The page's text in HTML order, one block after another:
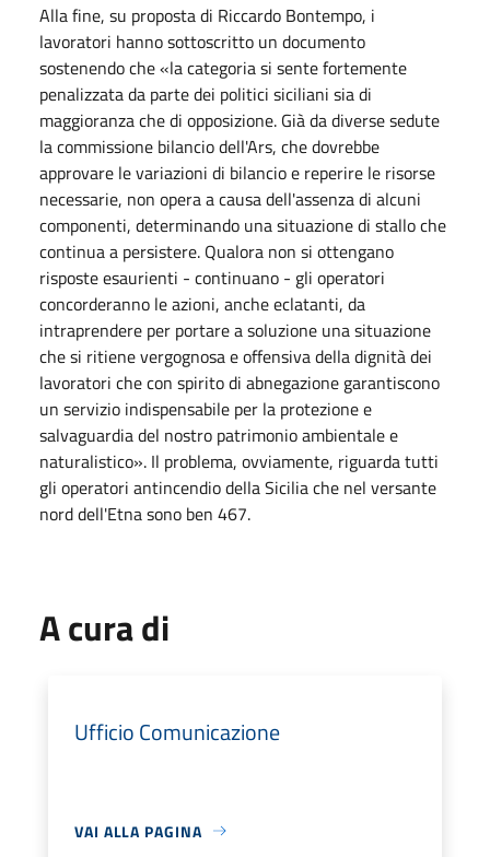
Alla fine, su proposta di Riccardo Bontempo, i
lavoratori hanno sottoscritto un documento
sostenendo che «la categoria si sente fortemente
penalizzata da parte dei politici siciliani sia di
maggioranza che di opposizione. Già da diverse sedute
la commissione bilancio dell'Ars, che dovrebbe
approvare le variazioni di bilancio e reperire le risorse
necessarie, non opera a causa dell'assenza di alcuni
componenti, determinando una situazione di stallo che
continua a persistere. Qualora non si ottengano
risposte esaurienti - continuano - gli operatori
concorderanno le azioni, anche eclatanti, da
intraprendere per portare a soluzione una situazione
che si ritiene vergognosa e offensiva della dignità dei
lavoratori che con spirito di abnegazione garantiscono
un servizio indispensabile per la protezione e
salvaguardia del nostro patrimonio ambientale e
naturalistico». Il problema, ovviamente, riguarda tutti
gli operatori antincendio della Sicilia che nel versante
nord dell'Etna sono ben 467.
A cura di
Ufficio Comunicazione
VAI ALLA PAGINA